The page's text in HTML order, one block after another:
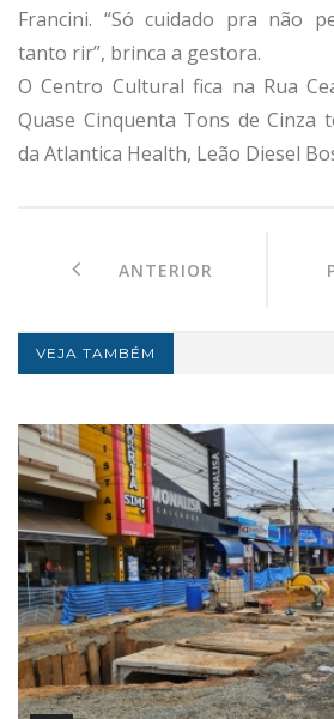
Francini. “Só cuidado pra não
tanto rir”, brinca a gestora.
O Centro Cultural fica na Rua
Quase Cinquenta Tons de Cinza
da Atlantica Health, Leão Diesel
ANTERIOR
VEJA TAMBÉM